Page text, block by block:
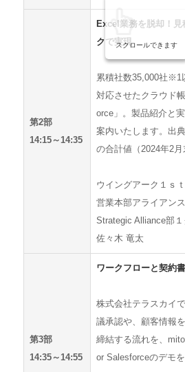
第2部
14:15～14:35
Excel業務を脱却！見
クで実現
累積社数35,000社※1
対応させたクラウド
orce」。製品紹介と
案内いたします。出
の合計値（2024年2月
ウイングアーク１ｓ
営業本部アライアン
Strategic Alliance部
佐々木 竜太
第3部
14:35～14:55
ワークフローと契約
株式会社テラスカイ
議承認や、顧客情報
締結する流れを、
or Salesforceのデモ
スクロールできます